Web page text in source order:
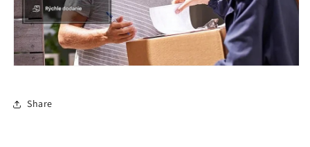
Share